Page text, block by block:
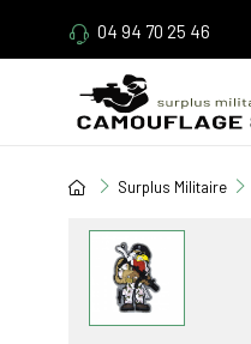
04 94 70 25 46
Surplus Militaire